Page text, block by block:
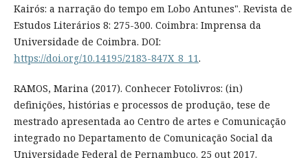
Kairós: a narração do tempo em Lobo Antunes". Revista de
Estudos Literários 8: 275-300. Coimbra: Imprensa da
Universidade de Coimbra. DOI:
https://doi.org/10.14195/2183-847X_8_11.
RAMOS, Marina (2017). Conhecer Fotolivros: (in)
definições, histórias e processos de produção, tese de
mestrado apresentada ao Centro de artes e Comunicação
integrado no Departamento de Comunicação Social da
Universidade Federal de Pernambuco. 25 out 2017.